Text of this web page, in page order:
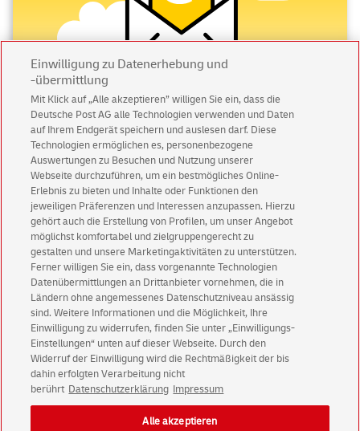
Abonnieren Sie unseren Newsletter
Immer informiert über exklusive Angebote und
Aktionen - jetzt mit Vorteil
Privatkundensichern sich einen5 € Gutschein
für POSTSCAN!
Geschäftskundenerhalten einen5 € Gutschein
für Briefmarke individuell!
Zur Newsletter-Anmeldung
© Sun Aug 09 04:35:25 CEST 2026 Deutsche Post AG
Impressum
Datenschutz
Einwilligungs-Einstellungen
Rechtliche Hinweise
Einwilligung zu Datenerhebung und
-übermittlung
Mit Klick auf „Alle akzeptieren” willigen Sie ein, dass die
Deutsche Post AG alle Technologien verwenden und Daten
auf Ihrem Endgerät speichern und auslesen darf. Diese
Technologien ermöglichen es, personenbezogene
Auswertungen zu Besuchen und Nutzung unserer
Webseite durchzuführen, um ein bestmögliches Online-
Erlebnis zu bieten und Inhalte oder Funktionen den
jeweiligen Präferenzen und Interessen anzupassen. Hierzu
gehört auch die Erstellung von Profilen, um unser Angebot
möglichst komfortabel und zielgruppengerecht zu
gestalten und unsere Marketingaktivitäten zu unterstützen.
Ferner willigen Sie ein, dass vorgenannte Technologien
Datenübermittlungen an Drittanbieter vornehmen, die in
Ländern ohne angemessenes Datenschutzniveau ansässig
sind. Weitere Informationen und die Möglichkeit, Ihre
Einwilligung zu widerrufen, finden Sie unter „Einwilligungs-
Einstellungen“ unten auf dieser Webseite. Durch den
Widerruf der Einwilligung wird die Rechtmäßigkeit der bis
dahin erfolgten Verarbeitung nicht
berührt Datenschutzerklärung Impressum
Alle akzeptieren